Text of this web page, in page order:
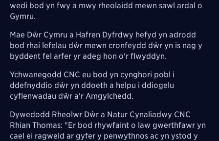
wedi bod yn fwy a mwy rheolaidd mewn sawl ardal o
Gymru.
Mae Dŵr Cymru a Hafren Dyfrdwy hefyd yn adrodd
bod rhai lefelau dŵr mewn cronfeydd dŵr yn is nag y
byddent fel arfer yr adeg hon o'r flwyddyn.
Ychwanegodd CNC eu bod yn cynghori pobl i
ddefnyddio dŵr yn ddoeth a helpu i ddiogelu
cyflenwadau dŵr a'r Amgylchedd.
Dywedodd Rheolwr Dŵr a Natur Cynaliadwy CNC
Rhian Thomas: "Er bod rhywfaint o law gwerthfawr yn
cael ei ragweld ar gyfer y penwythnos ac yn ystod y